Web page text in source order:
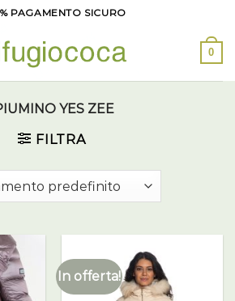
PAGAMENTO SICURO
0
YES ZEE
FILTRA
In offerta!